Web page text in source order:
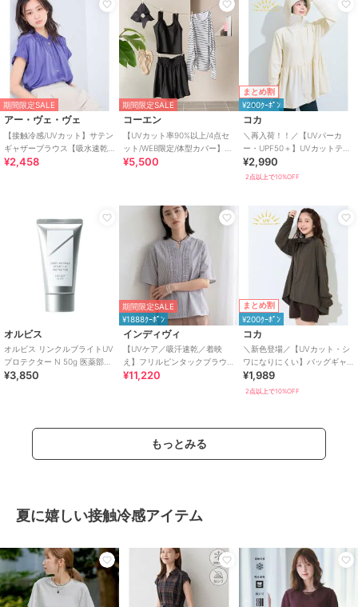
期間限定SALE
アー・ヴェ・ヴェ
【接触冷感/UVカット】サテン
ギャザーブラウス【吸水速乾/
イージーケア】
¥2,458
期間限定SALE
コーエン
【UVカット率90%以上/4点セ
ット/WEB限定/体型カバー】シ
ュシュ付きアソートスイムウ
¥5,500
まとめ割
¥200ｸｰﾎﾟﾝ
コカ
＼再入荷！！／【UVパーカ
ー・UPF50＋】UVカットティ
アードパーカー 全4色
¥2,990
2点以上で10%OFF
オルビス
オルビス リンクルブライトUV
プロテクター N 50g 医薬部外
品（顔用日焼け止め）
¥3,850
期間限定SALE
¥1888ｸｰﾎﾟﾝ
インディヴィ
【UVケア／吸汗速乾／着映
え】フリルピンタックブラウ
ス
¥11,220
まとめ割
¥200ｸｰﾎﾟﾝ
コカ
＼新色登場／【UVカット・シ
ワになりにくい】バッグギャ
ザーUVパーカー 全4色
¥1,989
2点以上で10%OFF
もっとみる
夏に嬉しい接触冷感アイテム